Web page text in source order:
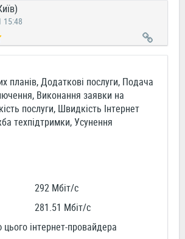
15:48
планів, Додаткові послуги, Подача
Виконання заявки на
послуги, Швидкість Інтернет
техпідтримки, Усунення
292 Мбіт/c
281.51 Мбіт/c
інтернет-провайдера